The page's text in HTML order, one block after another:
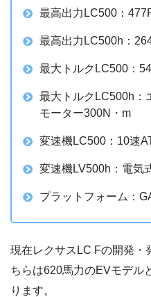
最高出力LC500：
最高出力LC500h：
最大トルクLC500：
最大トルクLC500h：
モーター300N・m
変速機LC500：10速
変速機LV500h：電気
プラットフォーム：
現在レクサスLC Fの開発・
ちらは620馬力のEVモデル
ります。